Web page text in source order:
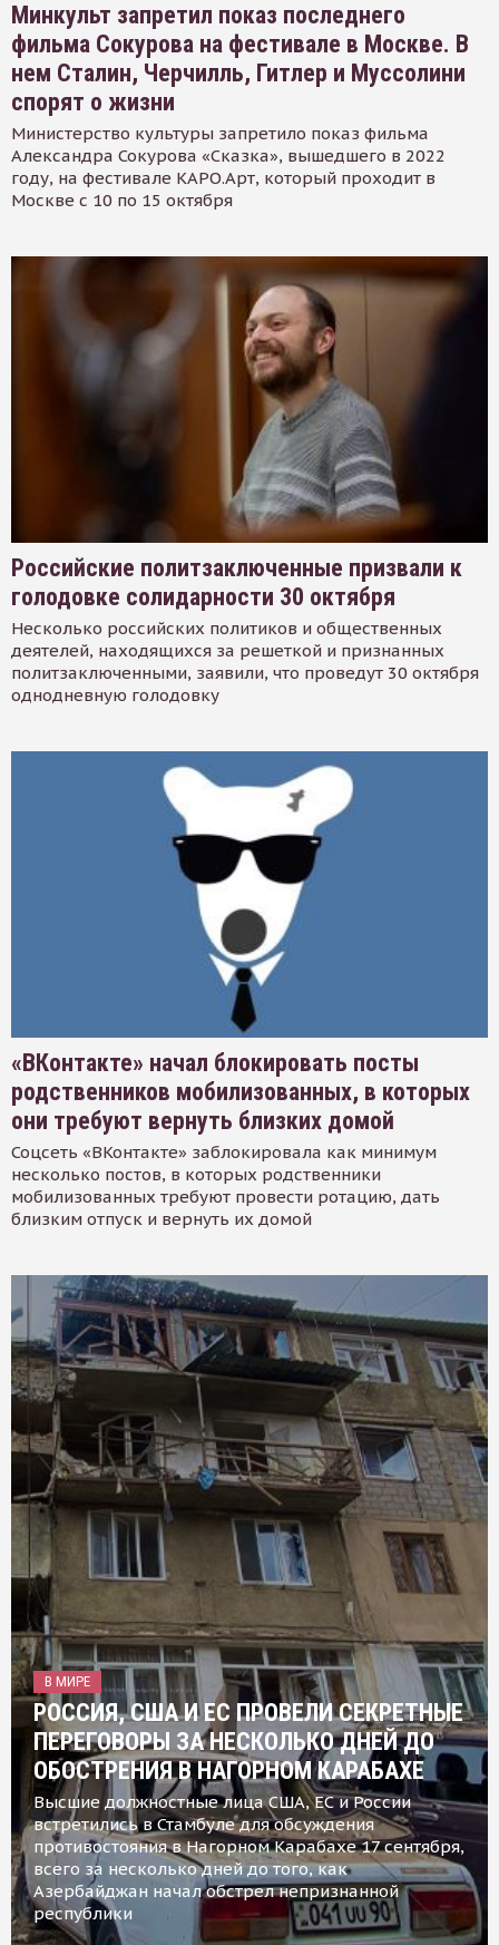
Минкульт запретил показ последнего
фильма Сокурова на фестивале в Москве. В
нем Сталин, Черчилль, Гитлер и Муссолини
спорят о жизни
Министерство культуры запретило показ фильма
Александра Сокурова «Сказка», вышедшего в 2022
году, на фестивале КАРО.Арт, который проходит в
Москве с 10 по 15 октября
Российские политзаключенные призвали к
голодовке солидарности 30 октября
Несколько российских политиков и общественных
деятелей, находящихся за решеткой и признанных
политзаключенными, заявили, что проведут 30 октября
однодневную голодовку
«ВКонтакте» начал блокировать посты
родственников мобилизованных, в которых
они требуют вернуть близких домой
Соцсеть «ВКонтакте» заблокировала как минимум
несколько постов, в которых родственники
мобилизованных требуют провести ротацию, дать
близким отпуск и вернуть их домой
В МИРЕ
РОССИЯ, США И ЕС ПРОВЕЛИ СЕКРЕТНЫЕ
ПЕРЕГОВОРЫ ЗА НЕСКОЛЬКО ДНЕЙ ДО
ОБОСТРЕНИЯ В НАГОРНОМ КАРАБАХЕ
Высшие должностные лица США, ЕС и России
встретились в Стамбуле для обсуждения
противостояния в Нагорном Карабахе 17 сентября,
всего за несколько дней до того, как
Азербайджан начал обстрел непризнанной
республики